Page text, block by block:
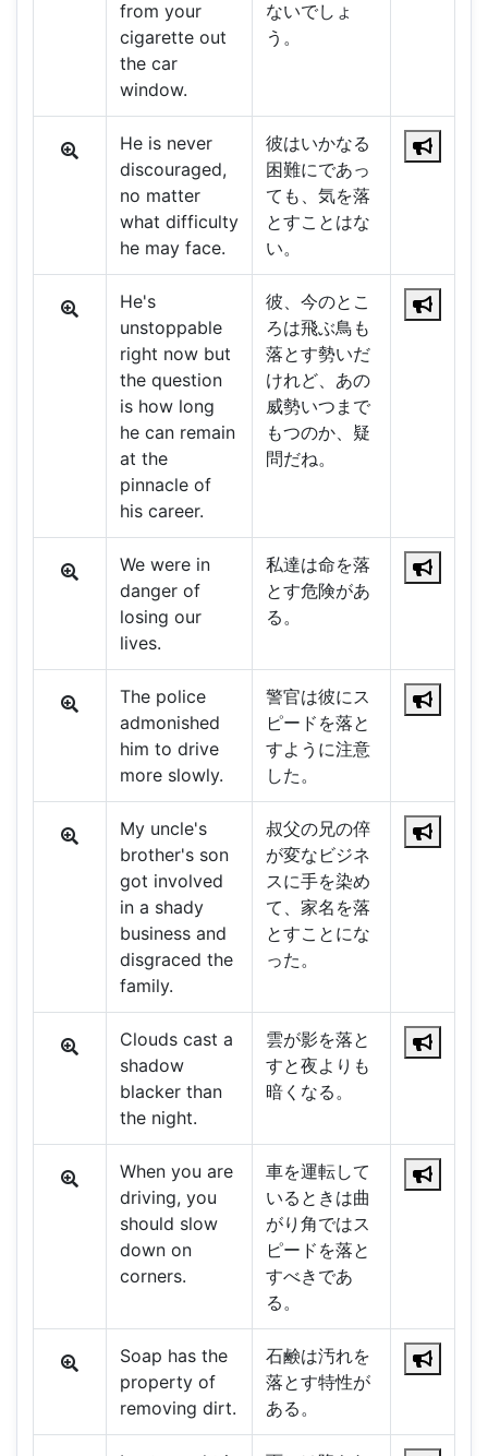
from your
cigarette out
the car
window.
ないでしょ
う。
He is never
discouraged,
no matter
what difficulty
he may face.
彼はいかなる
困難にであっ
ても、気を落
とすことはな
い。
He's
unstoppable
right now but
the question
is how long
he can remain
at the
pinnacle of
his career.
彼、今のとこ
ろは飛ぶ鳥も
落とす勢いだ
けれど、あの
威勢いつまで
もつのか、疑
問だね。
We were in
danger of
losing our
lives.
私達は命を落
とす危険があ
る。
The police
admonished
him to drive
more slowly.
警官は彼にス
ピードを落と
すように注意
した。
My uncle's
brother's son
got involved
in a shady
business and
disgraced the
family.
叔父の兄の倅
が変なビジネ
スに手を染め
て、家名を落
とすことにな
った。
Clouds cast a
shadow
blacker than
the night.
雲が影を落と
すと夜よりも
暗くなる。
When you are
driving, you
should slow
down on
corners.
車を運転して
いるときは曲
がり角ではス
ピードを落と
すべきであ
る。
Soap has the
property of
removing dirt.
石鹸は汚れを
落とす特性が
ある。